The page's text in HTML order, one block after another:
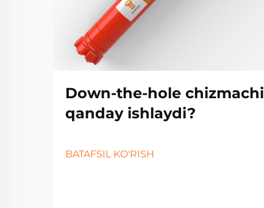
Down-the-hole chizmachi
qanday ishlaydi?
BATAFSIL KO'RISH